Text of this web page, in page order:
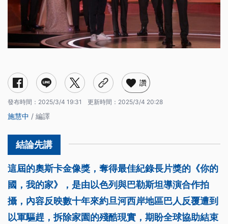
讚
發布時間： 2025/3/4 19:31 更新時間： 2025/3/4 20:28
施慧中 / 編譯
這屆的奧斯卡金像獎，奪得最佳紀錄長片獎的《你的
國，我的家》，是由以色列與巴勒斯坦導演合作拍
攝，內容反映數十年來約旦河西岸地區巴人反覆遭到
以軍驅趕，拆除家園的殘酷現實，期盼全球協助結束